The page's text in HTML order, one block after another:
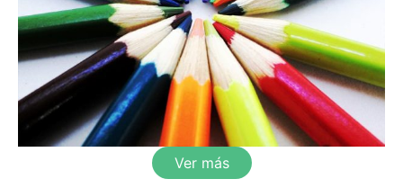
Ver más